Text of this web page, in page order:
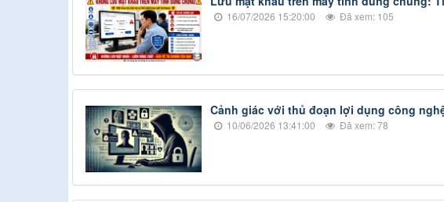
16/07/2026 15:20:00 Đã xem: 105
Cảnh giác với thủ đoạn lợi dụng công
10/06/2026 13:41:00 Đã xem: 78